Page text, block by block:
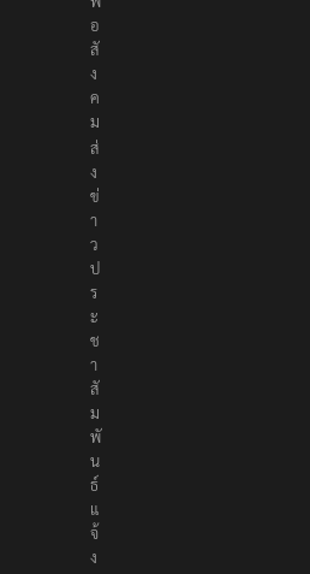
อ
สั
ง
ค
ม
ส่
ง
ข่
า
ว
ป
ร
ะ
ช
า
สั
ม
พั
น
ธ์
แ
จ้
ง